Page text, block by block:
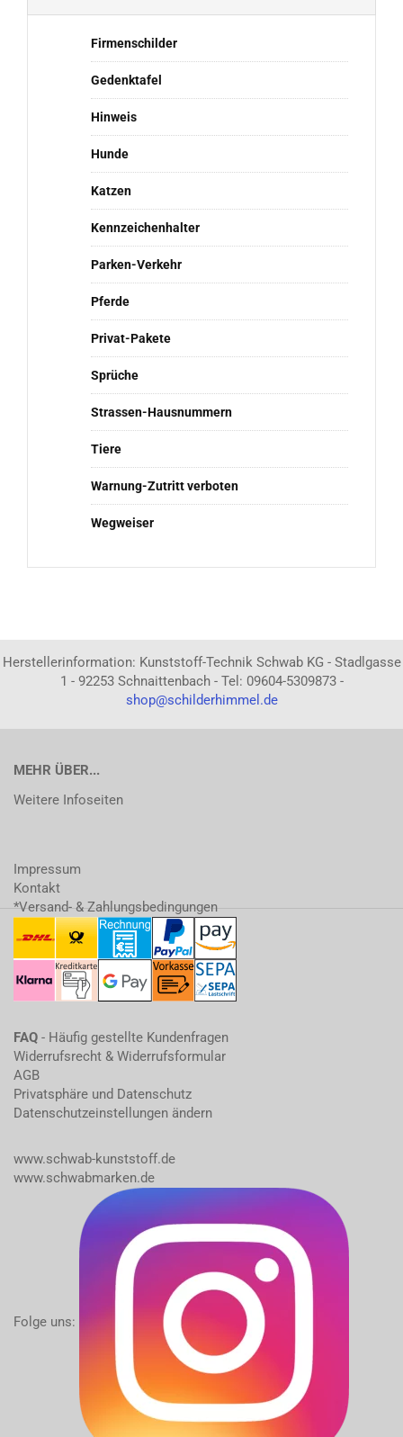
Firmenschilder
Gedenktafel
Hinweis
Hunde
Katzen
Kennzeichenhalter
Parken-Verkehr
Pferde
Privat-Pakete
Sprüche
Strassen-Hausnummern
Tiere
Warnung-Zutritt verboten
Wegweiser
Herstellerinformation: Kunststoff-Technik Schwab KG - Stadlgasse
1 - 92253 Schnaittenbach - Tel: 09604-5309873 -
shop@schilderhimmel.de
MEHR ÜBER...
Weitere Infoseiten
Impressum
Kontakt
*Versand- & Zahlungsbedingungen
FAQ - Häufig gestellte Kundenfragen
Widerrufsrecht & Widerrufsformular
AGB
Privatsphäre und Datenschutz
Datenschutzeinstellungen ändern
www.schwab-kunststoff.de
www.schwabmarken.de
Folge uns: